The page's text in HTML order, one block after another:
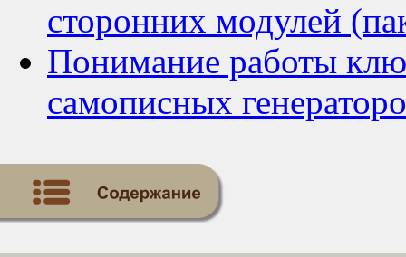
сторонних модулей
Понимание работы
самописных